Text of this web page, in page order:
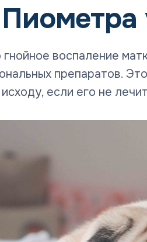
Пиометра
воспаление
препаратов.
если его не